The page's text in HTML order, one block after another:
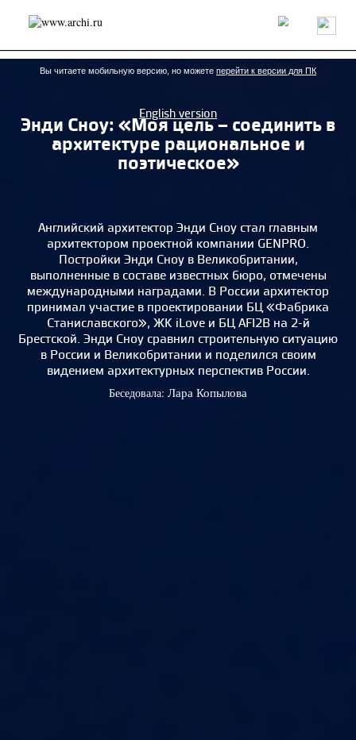
Россия Мир Технологии Интерьер Пресса
Архитекторы
Проекты
Конкурсы События Книги Вакансии
send.project Анонсы конкурсов
Блог
Журнал
Интервью Исследование
Мнение
Объект
Результаты конкурса
Книги
Наследие Образование
Урбанистика
Вы читаете мобильную версию, но можете перейти к версии для ПК
English version
Энди Сноу: «Моя цель – соединить в
архитектуре рациональное и
поэтическое»
Английский архитектор Энди Сноу стал главным
архитектором проектной компании GENPRO.
Постройки Энди Сноу в Великобритании,
выполненные в составе известных бюро, отмечены
международными наградами. В России архитектор
принимал участие в проектировании БЦ «Фабрика
Станиславского», ЖК iLove и БЦ AFI2B на 2-й
Брестской. Энди Сноу сравнил строительную ситуацию
в России и Великобритании и поделился своим
видением архитектурных перспектив России.
Беседовала: Лара Копылова